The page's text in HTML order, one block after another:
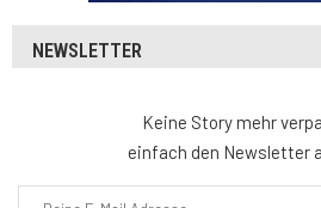
NEWSLETTER
Keine Story mehr
einfach den Newsletter